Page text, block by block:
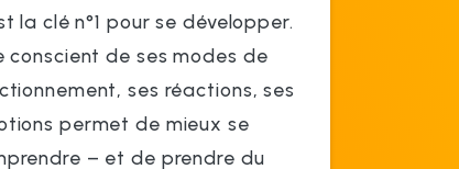
la clé n°1 pour se développer.
conscient de ses modes de
ses réactions, ses
permet de mieux se
– et de prendre du